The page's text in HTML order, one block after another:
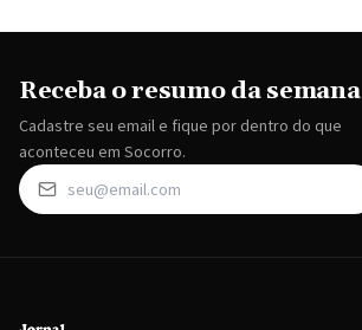
Receba o resumo da semana
Cadastre seu email e fique por dentro do que
aconteceu em Socorro.